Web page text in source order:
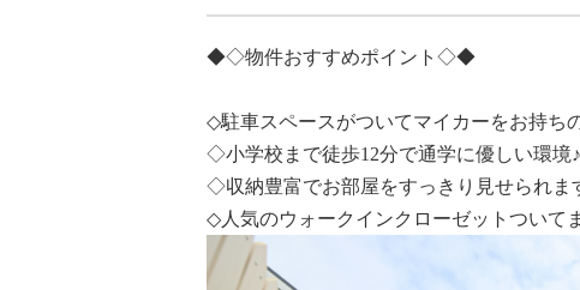
◆◇物件おすすめポイント◇◆
◇駐車スペースがついてマイカーをお持ち
◇小学校まで徒歩12分で通学に優しい環境♪
◇収納豊富でお部屋をすっきり見せられま
◇人気のウォークインクローゼットついて